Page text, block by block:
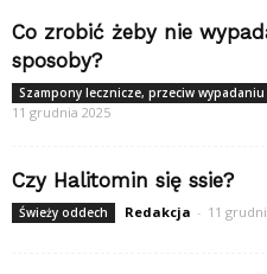
Co zrobić żeby nie
sposoby?
Szampony lecznicze, przeciw wypadaniu
11 grudnia 2025
Czy Halitomin się ssie?
Świeży oddech Redakcja - 11